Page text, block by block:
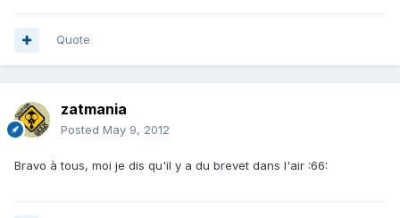
Quote
zatmania
Posted May 9, 2012
Bravo à tous, moi je dis qu'il y a du brevet dans l'air :66: